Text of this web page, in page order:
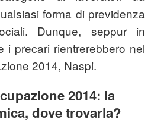
forma di previdenza
Dunque, seppur in
i precari rientrerebbero nel
2014, Naspi.
2014: la
dove trovarla?